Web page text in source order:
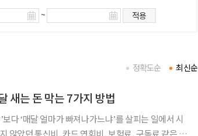
~ 적용
최신순
정확도순
는 돈 막는 7가지 방법
다 ‘매달 얼마가 빠져나가느냐’를 살피는 일에서 시
않았던 통신비, 카드 연회비, 보험료, 구독료 같은 지